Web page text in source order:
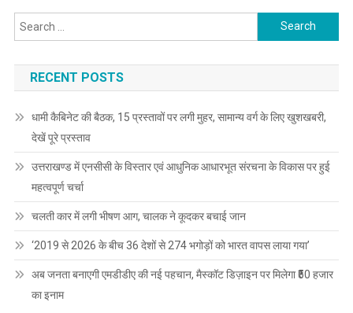
Search
for:
RECENT POSTS
धामी कैबिनेट की बैठक, 15 प्रस्तावों पर लगी मुहर, सामान्य वर्ग के लिए खुशखबरी,
देखें पूरे प्रस्ताव
उत्तराखण्ड में एनसीसी के विस्तार एवं आधुनिक आधारभूत संरचना के विकास पर हुई
महत्वपूर्ण चर्चा
चलती कार में लगी भीषण आग, चालक ने कूदकर बचाई जान
‘2019 से 2026 के बीच 36 देशों से 274 भगोड़ों को भारत वापस लाया गया’
अब जनता बनाएगी एमडीडीए की नई पहचान, मैस्कॉट डिज़ाइन पर मिलेगा ₹50 हजार
का इनाम